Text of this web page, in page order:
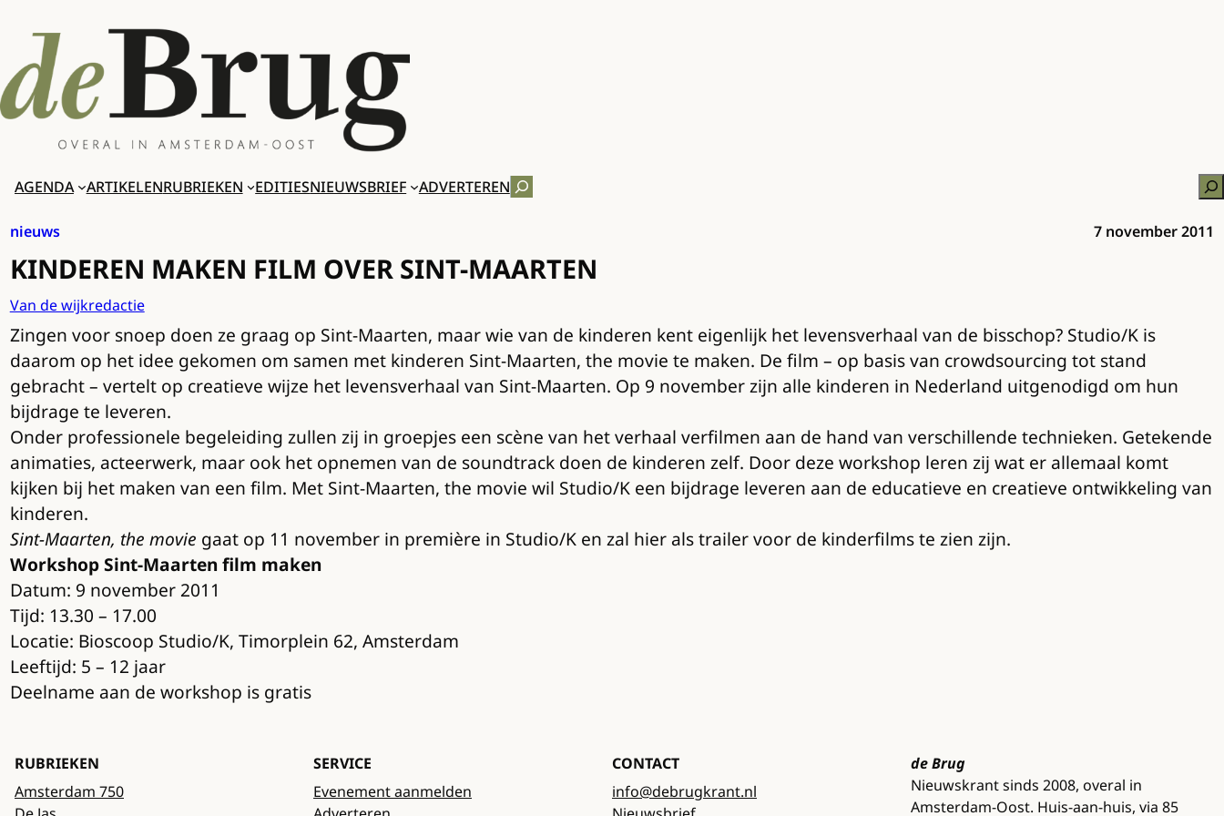
naar
inhoud
AGENDA ARTIKELENRUBRIEKEN EDITIESNIEUWSBRIEF ADVERTERENZOEKEN
nieuws 7 november 2011
KINDEREN MAKEN FILM OVER SINT-MAARTEN
Van de wijkredactie
Zingen voor snoep doen ze graag op Sint-Maarten, maar wie van de kinderen kent eigenlijk het levensverhaal van de bisschop? Studio/K is
daarom op het idee gekomen om samen met kinderen Sint-Maarten, the movie te maken. De film – op basis van crowdsourcing tot stand
gebracht – vertelt op creatieve wijze het levensverhaal van Sint-Maarten. Op 9 november zijn alle kinderen in Nederland uitgenodigd om hun
bijdrage te leveren.
Onder professionele begeleiding zullen zij in groepjes een scène van het verhaal verfilmen aan de hand van verschillende technieken. Getekende
animaties, acteerwerk, maar ook het opnemen van de soundtrack doen de kinderen zelf. Door deze workshop leren zij wat er allemaal komt
kijken bij het maken van een film. Met Sint-Maarten, the movie wil Studio/K een bijdrage leveren aan de educatieve en creatieve ontwikkeling van
kinderen.
Sint-Maarten, the movie gaat op 11 november in première in Studio/K en zal hier als trailer voor de kinderfilms te zien zijn.
Workshop Sint-Maarten film maken
Datum: 9 november 2011
Tijd: 13.30 – 17.00
Locatie: Bioscoop Studio/K, Timorplein 62, Amsterdam
Leeftijd: 5 – 12 jaar
Deelname aan de workshop is gratis
RUBRIEKEN
Amsterdam 750
SERVICE
Evenement aanmelden
CONTACT
info@debrugkrant.nl
de Brug
Nieuwskrant sinds 2008, overal in
Amsterdam-Oost. Huis-aan-huis, via 85